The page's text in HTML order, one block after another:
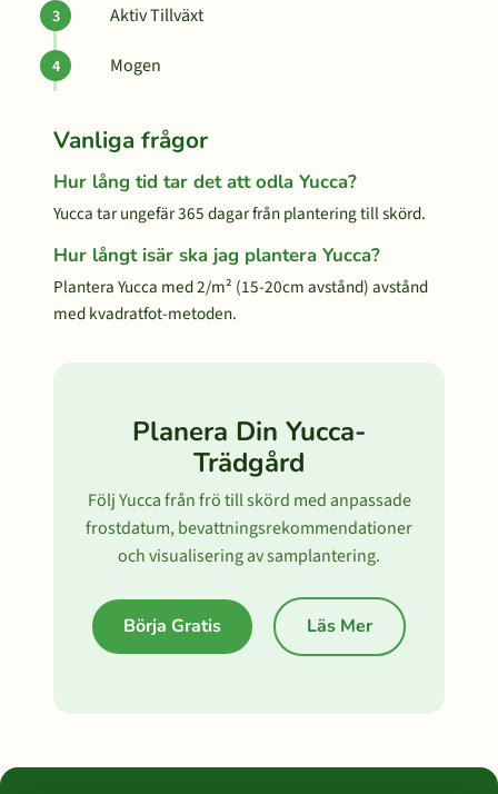
Aktiv Tillväxt
Mogen
Vanliga frågor
Hur lång tid tar det att odla Yucca?
Yucca tar ungefär 365 dagar från plantering till skörd.
Hur långt isär ska jag plantera Yucca?
Plantera Yucca med 2/m² (15-20cm avstånd) avstånd
med kvadratfot-metoden.
Planera Din Yucca-
Trädgård
Följ Yucca från frö till skörd med anpassade
frostdatum, bevattningsrekommendationer
och visualisering av samplantering.
Börja Gratis Läs Mer